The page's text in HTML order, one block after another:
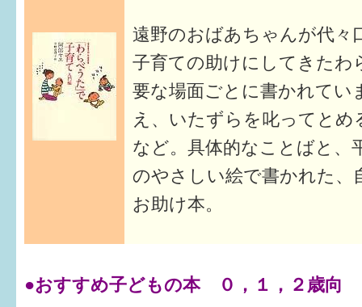
遠野のおばあちゃんが代々
子育ての助けにしてきたわ
要な場面ごとに書かれてい
え、いたずらを叱ってとめ
など。具体的なことばと、
のやさしい絵で書かれた、
お助け本。
●おすすめ子どもの本 ０，１，２歳向